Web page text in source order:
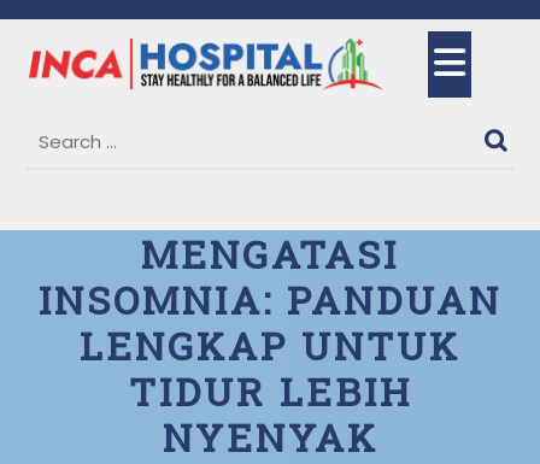
content
MENGATASI
INSOMNIA: PANDUAN
LENGKAP UNTUK
TIDUR LEBIH
NYENYAK